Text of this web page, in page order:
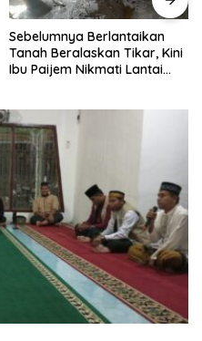
Jumat Berkah Polsek Lima
Puluh, Kapolsek Salomo
Sagala Salurkan Sembako